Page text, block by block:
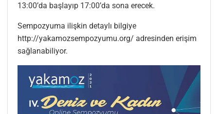
13:00’da başlayıp 17:00’da sona erecek.
Sempozyuma ilişkin detaylı bilgiye
http://yakamozsempozyumu.org/ adresinden erişim
sağlanabiliyor.